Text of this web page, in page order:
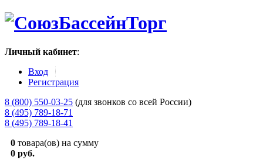
Личный кабинет:
Вход
Регистрация
8 (800) 550-03-25 (для звонков со всей России)
8 (495) 789-18-71
8 (495) 789-18-41
0 товара(ов) на сумму
0 руб.